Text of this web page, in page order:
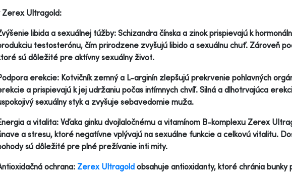
Zerex Ultragold:
libida a sexuálnej túžby: Schizandra čínska a zinok prispievajú k
testosterónu, čím prirodzene zvyšujú libido a sexuálnu chuť. Zároveň
sú dôležité pre aktívny sexuálny život.
erekcie: Kotvičník zemný a L-arginín zlepšujú prekrvenie pohlavných
a prispievajú k jej udržaniu počas intímnych chvíľ. Silná a dlhotrvajúca
sexuálny styk a zvyšuje sebavedomie muža.
a vitalita: Vďaka ginku dvojlaločnému a vitamínom B-komplexu Zerex
a stresu, ktoré negatívne vplývajú na sexuálne funkcie a celkovú vitalitu.
sú dôležité pre plné prežívanie inti mity.
ochrana: Zerex Ultragold obsahuje antioxidanty, ktoré chránia bunky